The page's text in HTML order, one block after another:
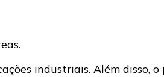
industriais. Além disso, o